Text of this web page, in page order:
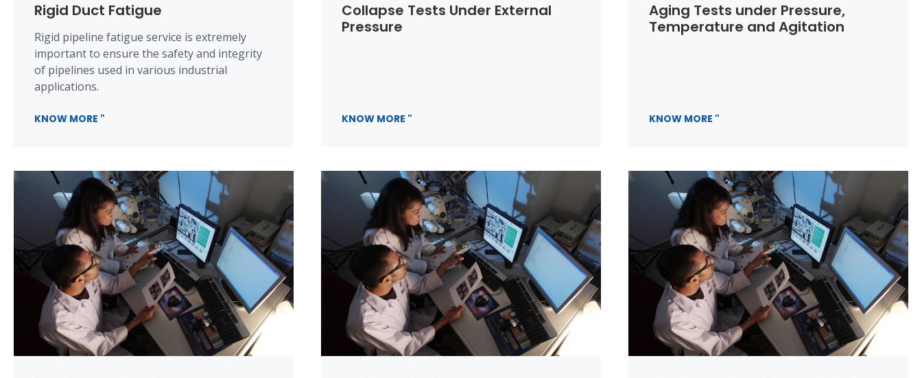
Rigid Duct Fatigue
Rigid pipeline fatigue service is extremely
important to ensure the safety and integrity
of pipelines used in various industrial
applications.
KNOW MORE "
Collapse Tests Under External
Pressure
KNOW MORE "
Aging Tests under Pressure,
Temperature and Agitation
KNOW MORE "